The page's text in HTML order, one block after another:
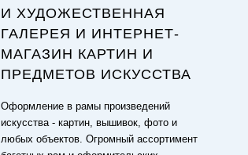
И ХУДОЖЕСТВЕННАЯ
ГАЛЕРЕЯ И ИНТЕРНЕТ-
МАГАЗИН КАРТИН И
ПРЕДМЕТОВ ИСКУССТВА
Оформление в рамы произведений
искусства - картин, вышивок, фото и
любых объектов. Огромный ассортимент